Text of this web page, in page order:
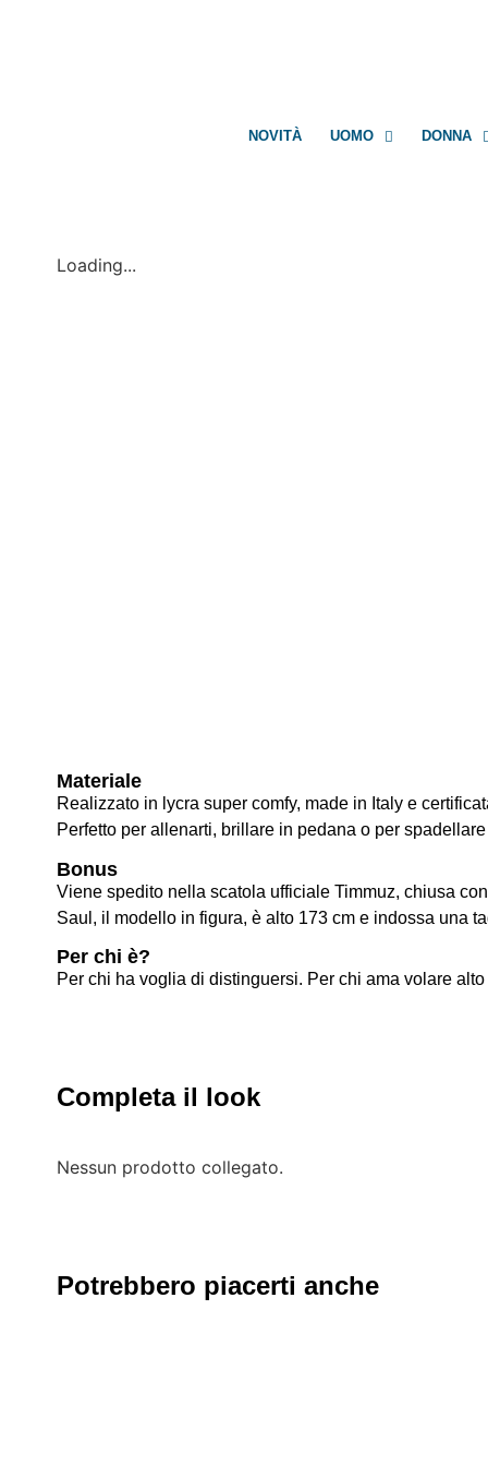
NOVITÀ UOMO DONNA
Loading...
Materiale
Realizzato in lycra super comfy, made in Italy e
Perfetto per allenarti, brillare in pedana o per
Bonus
Viene spedito nella scatola ufficiale Timmuz, chiusa
Saul, il modello in figura, è alto 173 cm e indossa una
Per chi è?
Per chi ha voglia di distinguersi. Per chi ama volare
Completa il look
Nessun prodotto collegato.
Potrebbero piacerti anche